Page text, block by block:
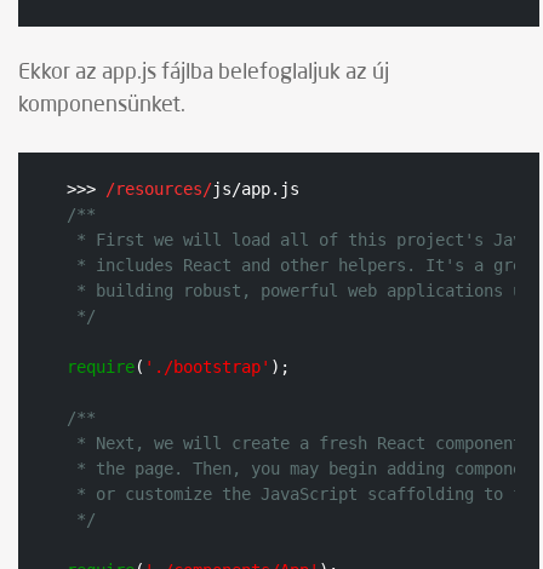
Ekkor az app.js fájlba belefoglaljuk az új
komponensünket.
>>> /resources/js/app. js
/**
* First we will load all of this project's
* includes React and other helpers. It's a
* building robust, powerful web applications
*/
require( './bootstrap' );
/**
* Next, we will create a fresh React
* the page. Then, you may begin adding
* or customize the JavaScript scaffolding to fit
*/